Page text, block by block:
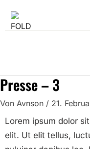
Inhalt
springen
Presse – 3
Von Avnson / 21.
Lorem ipsum dolor
elit. Ut elit tellus,